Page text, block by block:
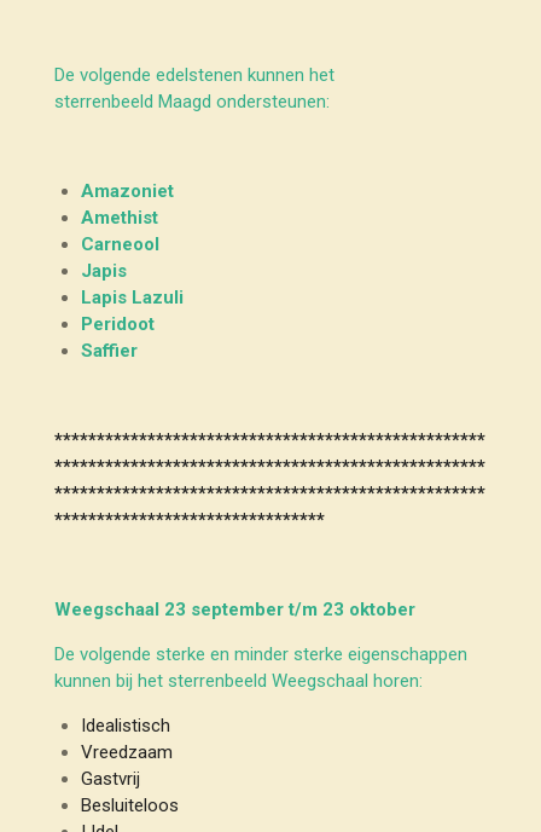
De volgende edelstenen kunnen het
sterrenbeeld Maagd ondersteunen:
Amazoniet
Amethist
Carneool
Japis
Lapis Lazuli
Peridoot
Saffier
***************************************************
***************************************************
***************************************************
********************************
Weegschaal 23 september t/m 23 oktober
De volgende sterke en minder sterke eigenschappen
kunnen bij het sterrenbeeld Weegschaal horen:
Idealistisch
Vreedzaam
Gastvrij
Besluiteloos